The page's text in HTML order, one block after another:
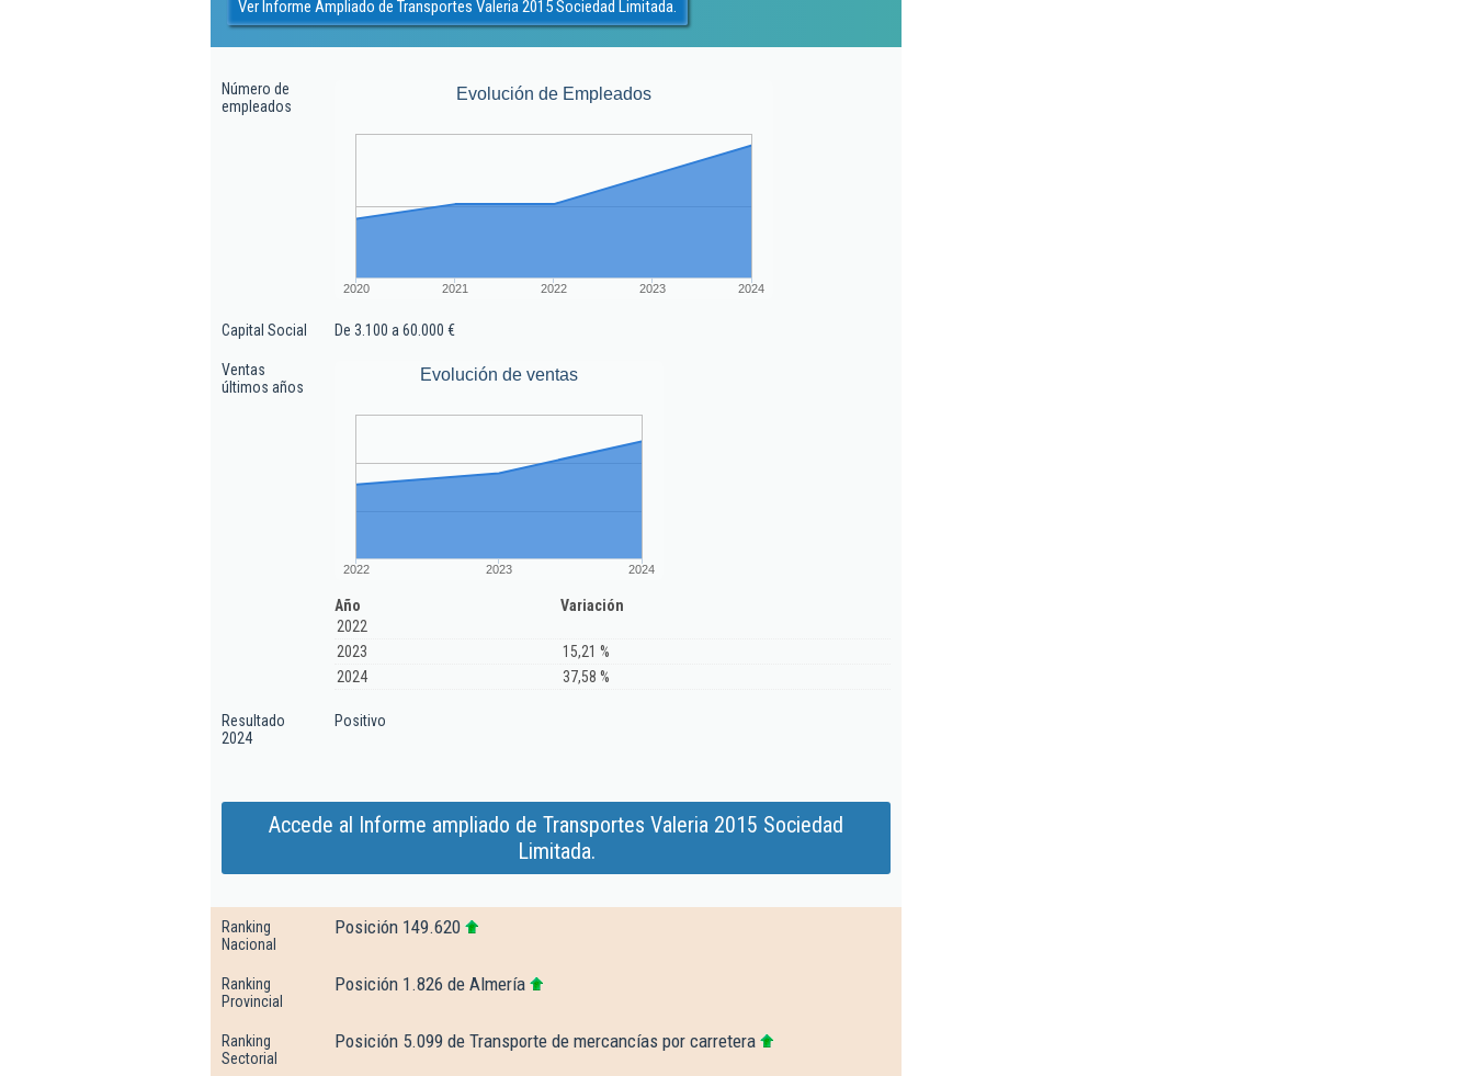
Ver Informe Ampliado de Transportes Valeria 2015 Sociedad Limitada.
Número de
empleados
Evolución de Empleados
2020 2021 2022 2023 2024
Capital Social De 3.100 a 60.000 €
Ventas
últimos años
Evolución de ventas
2022 2023 2024
Año
Variación
2022
2023
15,21 %
2024
37,58 %
Resultado
2024
Positivo
Accede al Informe ampliado de Transportes Valeria 2015 Sociedad
Limitada.
Ranking
Nacional
Posición 149.620
Ranking
Provincial
Posición 1.826 de Almería
Ranking
Sectorial
Posición 5.099 de Transporte de mercancías por carretera